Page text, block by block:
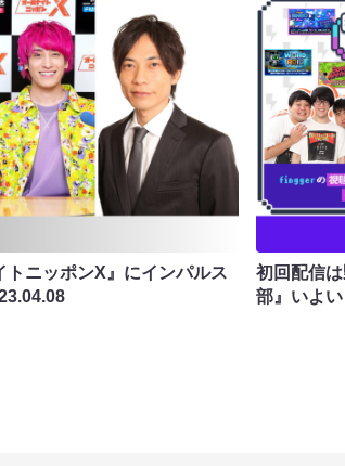
トニッポンX』にインパルス
初回配信
部』いよ